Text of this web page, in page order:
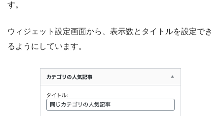
す。
ウィジェット設定画面から、表示数とタイトルを設定でき
るようにしています。